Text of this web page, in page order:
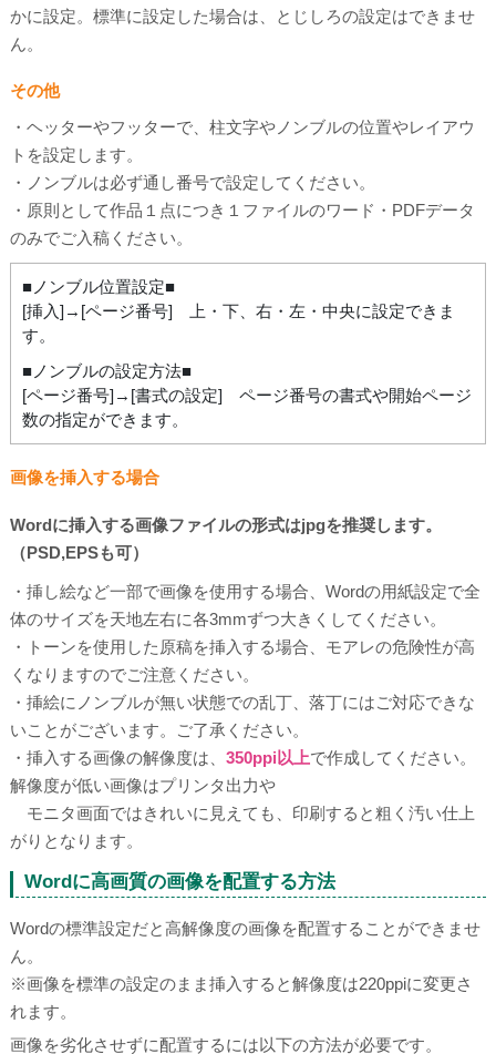
かに設定。標準に設定した場合は、とじしろの設定はできませ
ん。
その他
・ヘッターやフッターで、柱文字やノンブルの位置やレイアウ
トを設定します。
・ノンブルは必ず通し番号で設定してください。
・原則として作品１点につき１ファイルのワード・PDFデータ
のみでご入稿ください。
■ノンブル位置設定■
[挿入]→[ページ番号] 上・下、右・左・中央に設定できま
す。
■ノンブルの設定方法■
[ページ番号]→[書式の設定] ページ番号の書式や開始ページ
数の指定ができます。
画像を挿入する場合
Wordに挿入する画像ファイルの形式はjpgを推奨します。
（PSD,EPSも可）
・挿し絵など一部で画像を使用する場合、Wordの用紙設定で全
体のサイズを天地左右に各3mmずつ大きくしてください。
・トーンを使用した原稿を挿入する場合、モアレの危険性が高
くなりますのでご注意ください。
・挿絵にノンブルが無い状態での乱丁、落丁にはご対応できな
いことがございます。ご了承ください。
・挿入する画像の解像度は、 350ppi以上で作成してください。
解像度が低い画像はプリンタ出力や
モニタ画面ではきれいに見えても、印刷すると粗く汚い仕上
がりとなります。
Wordに高画質の画像を配置する方法
Wordの標準設定だと高解像度の画像を配置することができませ
ん。
※画像を標準の設定のまま挿入すると解像度は220ppiに変更さ
れます。
画像を劣化させずに配置するには以下の方法が必要です。